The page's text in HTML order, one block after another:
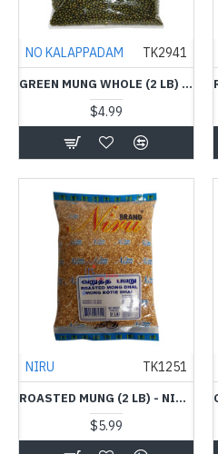
NO KALAPPADAM TK2941
GREEN MUNG WHOLE (2 LB) - NO KALAPPADAM - பச்சை பயறு
$4.99
NIRU TK1251
ROASTED MUNG (2 LB) - NIRU - வறுத்த பயறு
$5.99